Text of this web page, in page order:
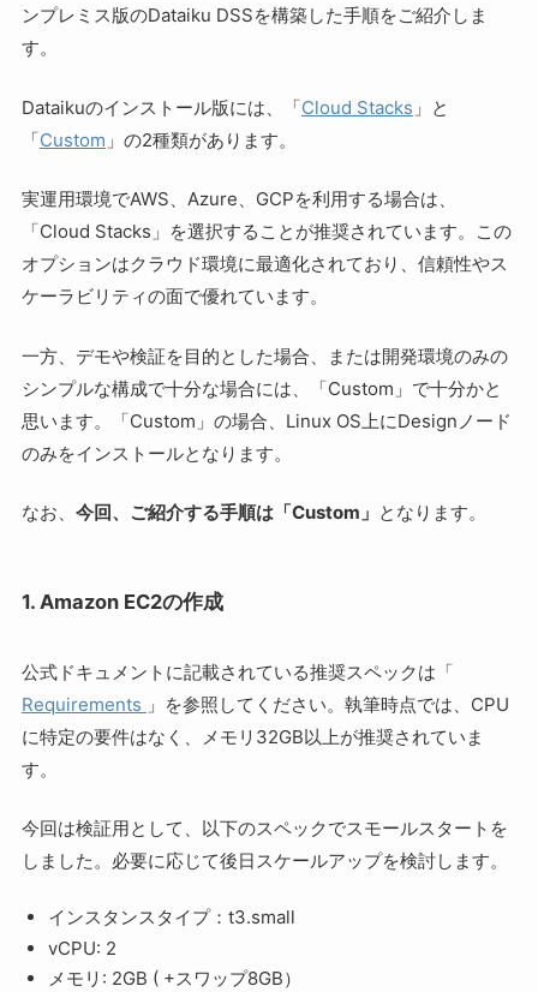
ンプレミス版のDataiku DSSを構築した手順をご紹介しま
す。
Dataikuのインストール版には、「Cloud Stacks 」と
「Custom 」の2種類があります。
実運用環境でAWS、Azure、GCPを利用する場合は、
「Cloud Stacks」を選択することが推奨されています。この
オプションはクラウド環境に最適化されており、信頼性やス
ケーラビリティの面で優れています。
一方、デモや検証を目的とした場合、または開発環境のみの
シンプルな構成で十分な場合には、「Custom」で十分かと
思います。「Custom」の場合、Linux OS上にDesignノード
のみをインストールとなります。
なお、 今回、ご紹介する手順は「Custom」 となります。
1. Amazon EC2の作成
公式ドキュメントに記載されている推奨スペックは「
Requirements 」を参照してください。執筆時点では、CPU
に特定の要件はなく、メモリ32GB以上が推奨されていま
す。
今回は検証用として、以下のスペックでスモールスタートを
しました。必要に応じて後日スケールアップを検討します。
インスタンスタイプ：t3.small
vCPU: 2
メモリ: 2GB ( +スワップ8GB）